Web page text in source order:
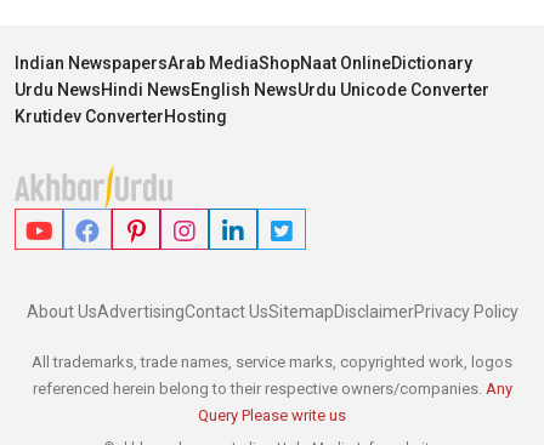
Indian NewspapersArab MediaShopNaat OnlineDictionary
Urdu NewsHindi NewsEnglish NewsUrdu Unicode Converter
Krutidev ConverterHosting
About UsAdvertisingContact UsSitemapDisclaimerPrivacy Policy
All trademarks, trade names, service marks, copyrighted work, logos
referenced herein belong to their respective owners/companies. Any
Query Please write us